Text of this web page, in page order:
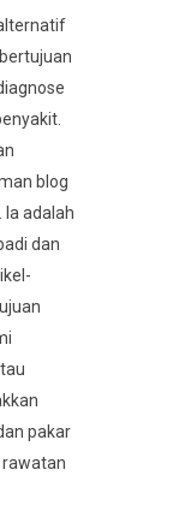
blog
Ia adalah
dan
pakar